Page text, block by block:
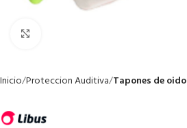
Inicio Proteccion Auditiva Tapones de oido